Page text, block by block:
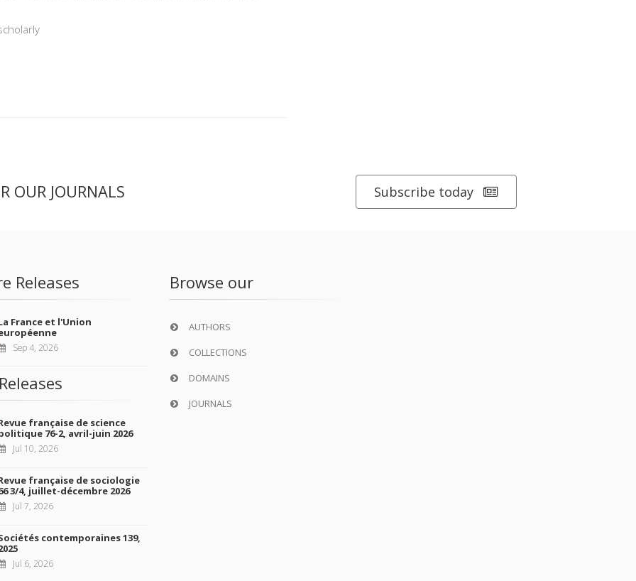
OUR JOURNALS Subscribe today
Releases
France et l'Union
Sep 4, 2026
française de science
76-2, avril-juin 2026
Jul 10, 2026
française de sociologie
3/4, juillet-décembre 2026
Jul 7, 2026
contemporaines 139,
Jul 6, 2026
Browse our
AUTHORS
COLLECTIONS
DOMAINS
JOURNALS